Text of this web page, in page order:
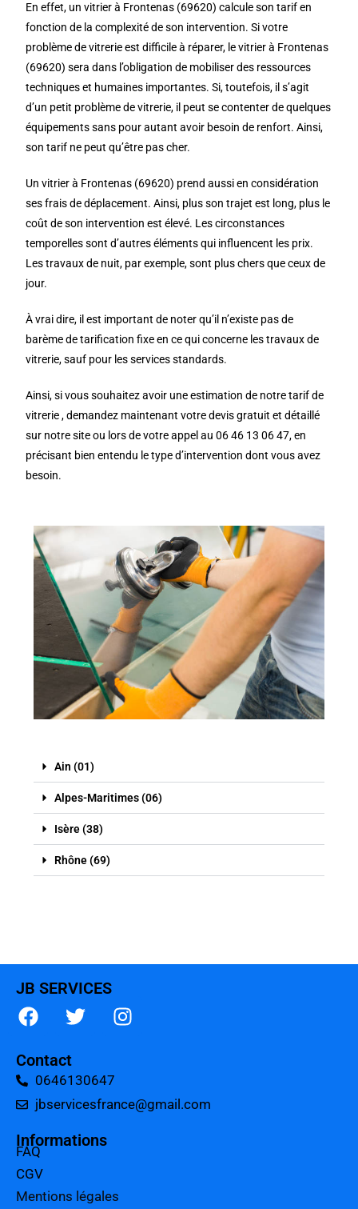
En effet, un vitrier à Frontenas (69620) calcule son tarif en
fonction de la complexité de son intervention. Si votre
problème de vitrerie est difficile à réparer, le vitrier à Frontenas
(69620) sera dans l’obligation de mobiliser des ressources
techniques et humaines importantes. Si, toutefois, il s’agit
d’un petit problème de vitrerie, il peut se contenter de quelques
équipements sans pour autant avoir besoin de renfort. Ainsi,
son tarif ne peut qu’être pas cher.
Un vitrier à Frontenas (69620) prend aussi en considération
ses frais de déplacement. Ainsi, plus son trajet est long, plus le
coût de son intervention est élevé. Les circonstances
temporelles sont d’autres éléments qui influencent les prix.
Les travaux de nuit, par exemple, sont plus chers que ceux de
jour.
À vrai dire, il est important de noter qu’il n’existe pas de
barème de tarification fixe en ce qui concerne les travaux de
vitrerie, sauf pour les services standards.
Ainsi, si vous souhaitez avoir une estimation de notre tarif de
vitrerie , demandez maintenant votre devis gratuit et détaillé
sur notre site ou lors de votre appel au 06 46 13 06 47, en
précisant bien entendu le type d’intervention dont vous avez
besoin.
Ain (01)
Alpes-Maritimes (06)
Isère (38)
Rhône (69)
JB SERVICES
Contact
0646130647
jbservicesfrance@gmail.com
Informations
FAQ
CGV
Mentions légales